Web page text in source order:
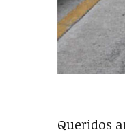
Queridos